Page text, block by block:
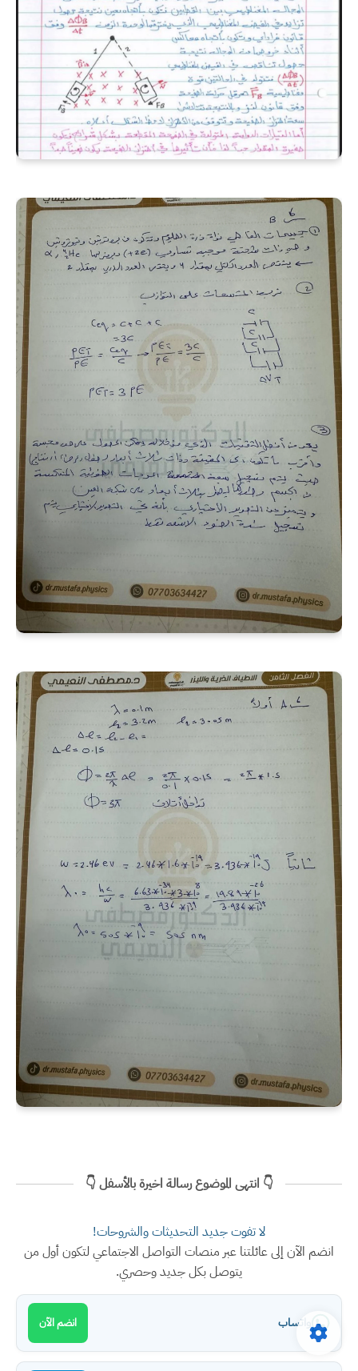
👇 انتهى الموضوع رسالة اخيرة بالأسفل 👇
لا تفوت جديد التحديثات والشروحات!
انضم الآن إلى عائلتنا عبر منصات التواصل الاجتماعي لتكون أول من
يتوصل بكل جديد وحصري.
واتساب انضم الآن